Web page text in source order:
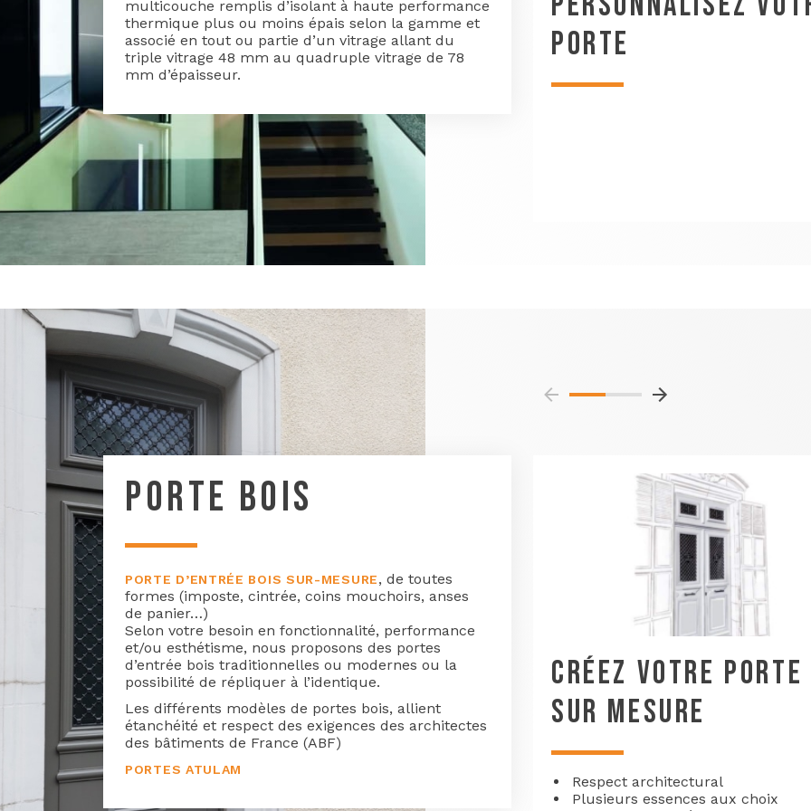
multicouche remplis d’isolant à haute performance
thermique plus ou moins épais selon la gamme et
associé en tout ou partie d’un vitrage allant du
triple vitrage 48 mm au quadruple vitrage de 78
mm d’épaisseur.
PORTE
PORTE BOIS
PORTE D’ENTRÉE BOIS SUR-MESURE, de toutes
formes (imposte, cintrée, coins mouchoirs, anses
de panier…)
Selon votre besoin en fonctionnalité, performance
et/ou esthétisme, nous proposons des portes
d’entrée bois traditionnelles ou modernes ou la
possibilité de répliquer à l’identique.
Les différents modèles de portes bois, allient
étanchéité et respect des exigences des architectes
des bâtiments de France (ABF)
PORTES ATULAM
CRÉEZ VOTRE PORTE
SUR MESURE
Respect architectural
Plusieurs essences aux choix